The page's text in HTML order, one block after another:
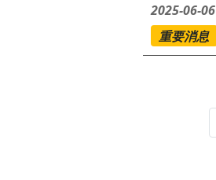
2025-06-06
重要消息